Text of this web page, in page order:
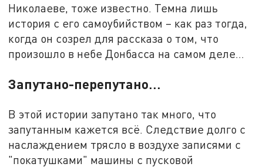
Николаеве, тоже известно. Темна лишь
история с его самоубийством – как раз тогда,
когда он созрел для рассказа о том, что
произошло в небе Донбасса на самом деле…
Запутано-перепутано…
В этой истории запутано так много, что
запутанным кажется всё. Следствие долго с
наслаждением трясло в воздухе записями с
"покатушками" машины с пусковой